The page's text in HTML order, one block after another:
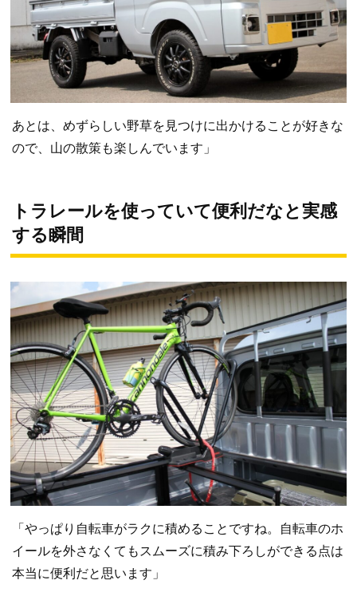
あとは、めずらしい野草を見つけに出かけることが好きな
ので、山の散策も楽しんでいます」
トラレールを使っていて便利だなと実感
する瞬間
「やっぱり自転車がラクに積めることですね。自転車のホ
イールを外さなくてもスムーズに積み下ろしができる点は
本当に便利だと思います」